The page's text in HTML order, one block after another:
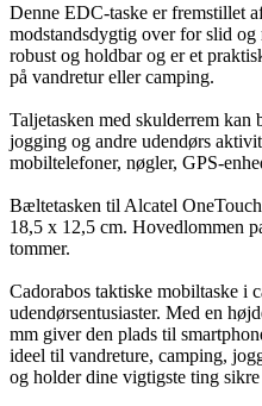
Denne EDC-taske er fremstillet
modstandsdygtig over for slid og
robust og holdbar og er et
på vandretur eller camping.
Taljetasken med skulderrem kan
jogging og andre udendørs
mobiltelefoner, nøgler, GPS-
Bæltetasken til Alcatel
18,5 x 12,5 cm. Hovedlommen
tommer.
Cadorabos taktiske mobiltaske i
udendørsentusiaster. Med en
mm giver den plads til
ideel til vandreture, camping,
og holder dine vigtigste ting